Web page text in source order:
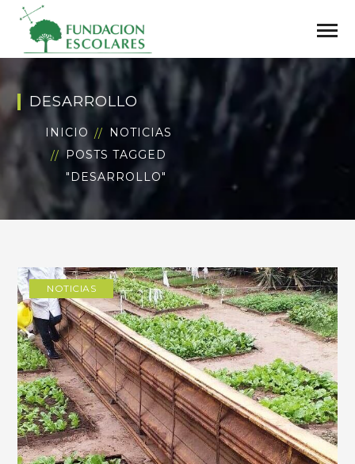
DESARROLLO
INICIO
NOTICIAS
POSTS TAGGED
"DESARROLLO"
NOTICIAS